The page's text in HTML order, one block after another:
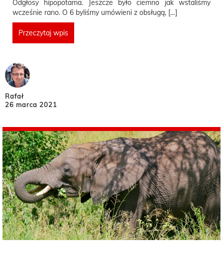
Odgłosy hipopotama. Jeszcze było ciemno jak wstaliśmy
wcześnie rano. O 6 byliśmy umówieni z obsługą, […]
Przeczytaj wpis
Rafał
26 marca 2021